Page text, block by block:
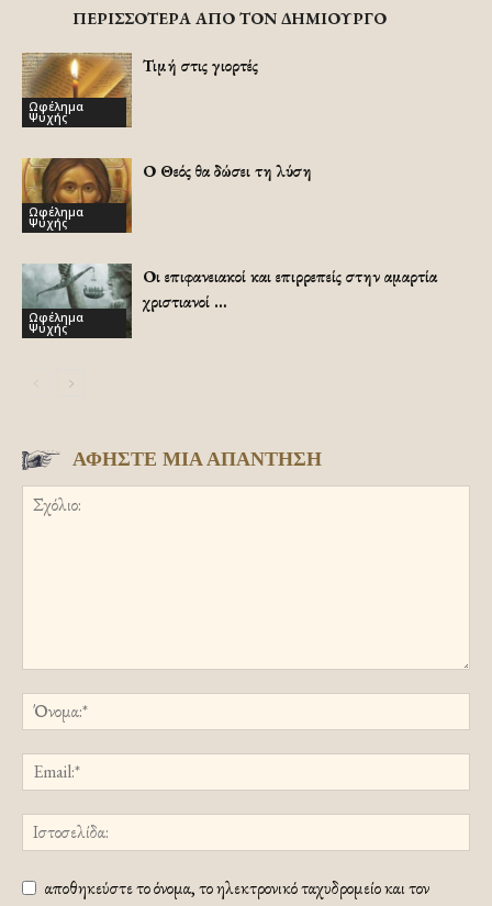
ΠΕΡΙΣΣΟΤΕΡΑ ΑΠΟ ΤΟΝ ΔΗΜΙΟΥΡΓΟ
Ωφέλημα
Ψυχής
Τιμή στις γιορτές
Ωφέλημα
Ψυχής
Ο Θεός θα δώσει τη λύση
Ωφέλημα
Ψυχής
Οι επιφανειακοί και επιρρεπείς στην αμαρτία
χριστιανοί …
ΑΦΗΣΤΕ ΜΙΑ ΑΠΑΝΤΗΣΗ
αποθηκεύστε το όνομα, το ηλεκτρονικό ταχυδρομείο και τον